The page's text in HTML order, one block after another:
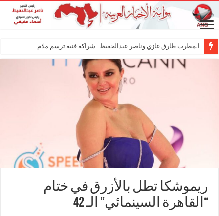
المطرب طارق غازي وناصر عبدالحفيظ.. شراكة فنية ترسم ملامح مستقبل الكليب
ريموشكا تطل بالأزرق في ختام
“القاهرة السينمائي” الـ 42